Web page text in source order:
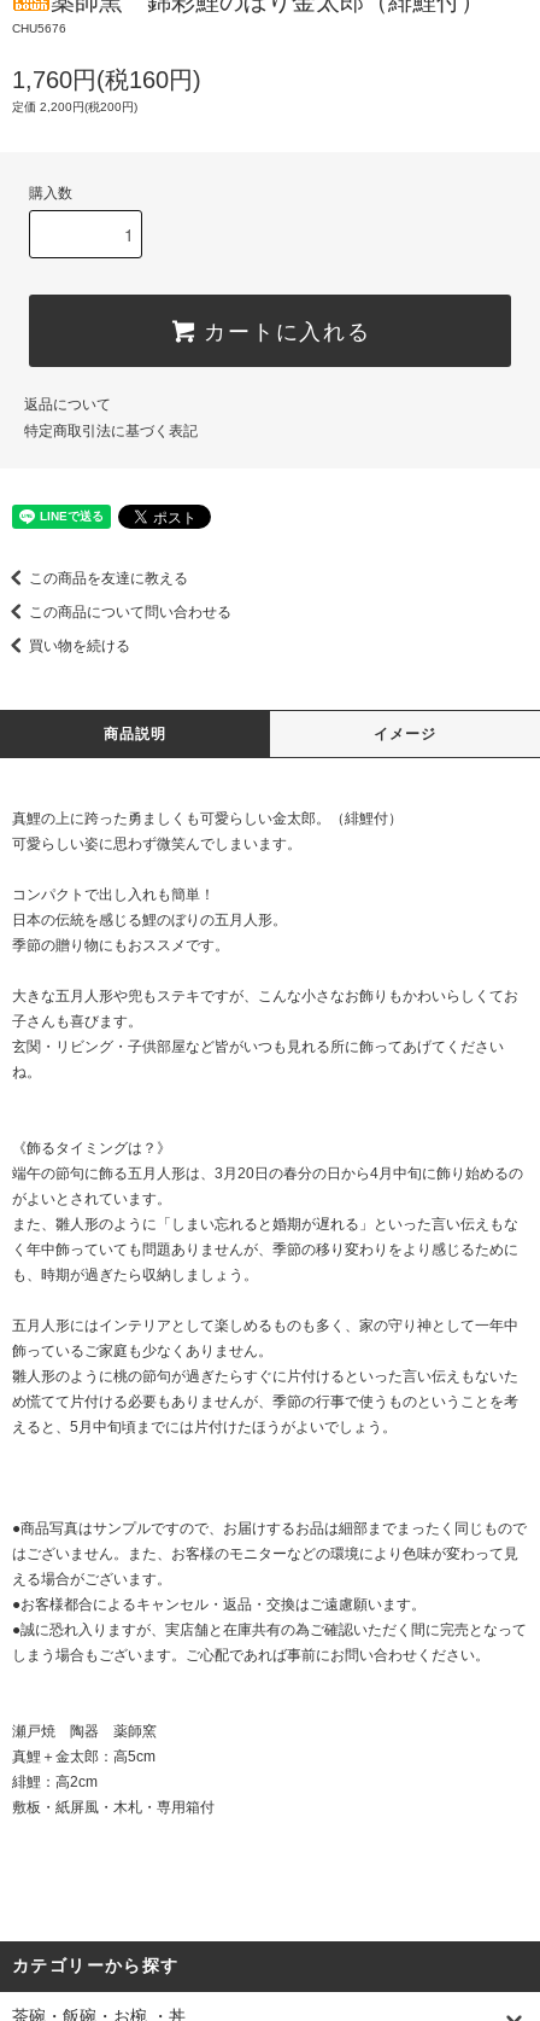
CHU5676
1,760円(税160円)
定価 2,200円(税200円)
購入数
カートに入れる
返品について
特定商取引法に基づく表記
この商品を友達に教える
この商品について問い合わせる
買い物を続ける
商品説明 イメージ
真鯉の上に跨った勇ましくも可愛らしい金太郎。（緋鯉付）
可愛らしい姿に思わず微笑んでしまいます。
コンパクトで出し入れも簡単！
日本の伝統を感じる鯉のぼりの五月人形。
季節の贈り物にもおススメです。
大きな五月人形や兜もステキですが、こんな小さなお飾りもかわいらしくてお
子さんも喜びます。
玄関・リビング・子供部屋など皆がいつも見れる所に飾ってあげてください
ね。
《飾るタイミングは？》
端午の節句に飾る五月人形は、3月20日の春分の日から4月中旬に飾り始めるの
がよいとされています。
また、雛人形のように「しまい忘れると婚期が遅れる」といった言い伝えもな
く年中飾っていても問題ありませんが、季節の移り変わりをより感じるために
も、時期が過ぎたら収納しましょう。
五月人形にはインテリアとして楽しめるものも多く、家の守り神として一年中
飾っているご家庭も少なくありません。
雛人形のように桃の節句が過ぎたらすぐに片付けるといった言い伝えもないた
め慌てて片付ける必要もありませんが、季節の行事で使うものということを考
えると、5月中旬頃までには片付けたほうがよいでしょう。
●商品写真はサンプルですので、お届けするお品は細部までまったく同じもので
はございません。また、お客様のモニターなどの環境により色味が変わって見
える場合がございます。
●お客様都合によるキャンセル・返品・交換はご遠慮願います。
●誠に恐れ入りますが、実店舗と在庫共有の為ご確認いただく間に完売となって
しまう場合もございます。ご心配であれば事前にお問い合わせください。
瀬戸焼 陶器 薬師窯
真鯉＋金太郎：高5cm
緋鯉：高2cm
敷板・紙屏風・木札・専用箱付
カテゴリーから探す
茶碗・飯碗・お椀.・丼